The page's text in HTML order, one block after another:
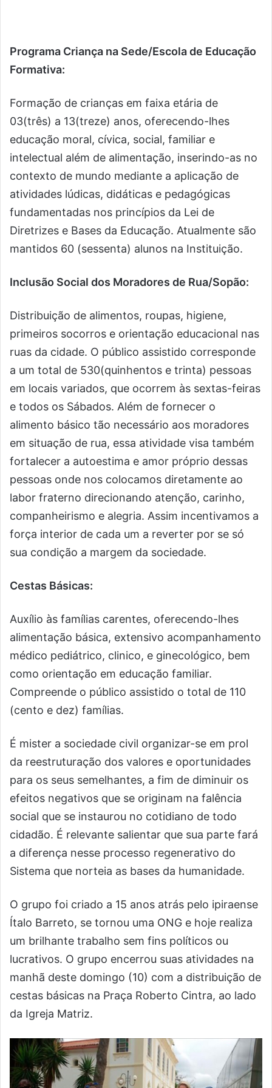
Programa Criança na Sede/Escola de Educação
Formativa:
Formação de crianças em faixa etária de
03(três) a 13(treze) anos, oferecendo-lhes
educação moral, cívica, social, familiar e
intelectual além de alimentação, inserindo-as no
contexto de mundo mediante a aplicação de
atividades lúdicas, didáticas e pedagógicas
fundamentadas nos princípios da Lei de
Diretrizes e Bases da Educação. Atualmente são
mantidos 60 (sessenta) alunos na Instituição.
Inclusão Social dos Moradores de Rua/Sopão:
Distribuição de alimentos, roupas, higiene,
primeiros socorros e orientação educacional nas
ruas da cidade. O público assistido corresponde
a um total de 530(quinhentos e trinta) pessoas
em locais variados, que ocorrem às sextas-feiras
e todos os Sábados. Além de fornecer o
alimento básico tão necessário aos moradores
em situação de rua, essa atividade visa também
fortalecer a autoestima e amor próprio dessas
pessoas onde nos colocamos diretamente ao
labor fraterno direcionando atenção, carinho,
companheirismo e alegria. Assim incentivamos a
força interior de cada um a reverter por se só
sua condição a margem da sociedade.
Cestas Básicas:
Auxílio às famílias carentes, oferecendo-lhes
alimentação básica, extensivo acompanhamento
médico pediátrico, clinico, e ginecológico, bem
como orientação em educação familiar.
Compreende o público assistido o total de 110
(cento e dez) famílias.
É mister a sociedade civil organizar-se em prol
da reestruturação dos valores e oportunidades
para os seus semelhantes, a fim de diminuir os
efeitos negativos que se originam na falência
social que se instaurou no cotidiano de todo
cidadão. É relevante salientar que sua parte fará
a diferença nesse processo regenerativo do
Sistema que norteia as bases da humanidade.
O grupo foi criado a 15 anos atrás pelo ipiraense
Ítalo Barreto, se tornou uma ONG e hoje realiza
um brilhante trabalho sem fins políticos ou
lucrativos. O grupo encerrou suas atividades na
manhã deste domingo (10) com a distribuição de
cestas básicas na Praça Roberto Cintra, ao lado
da Igreja Matriz.